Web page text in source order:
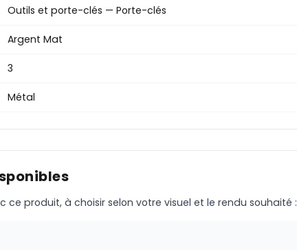
Outils et porte-clés — Porte-clés
Argent Mat
3
Métal
produit, à choisir selon votre visuel et le rendu souhaité :